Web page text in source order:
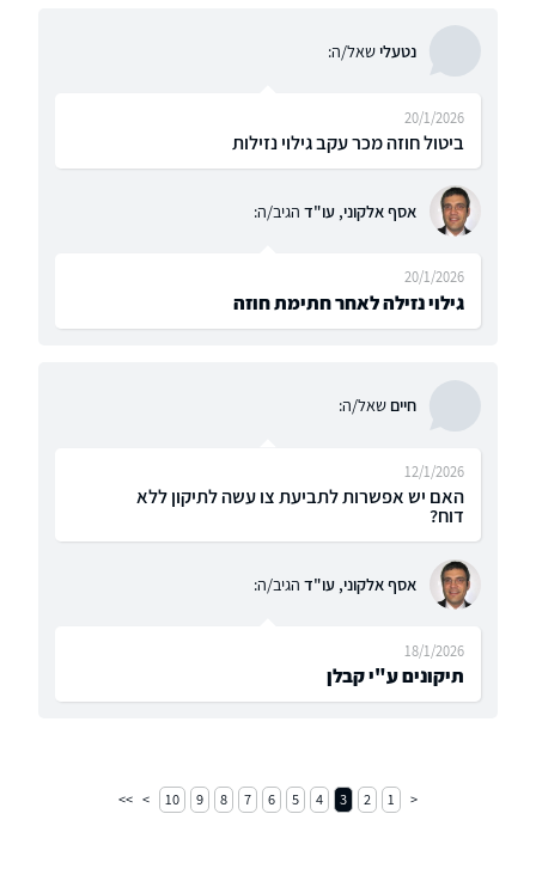
נטעלישאל/ה:
ביטול חוזה מכר עקב גילוי נזילות
20/1/2026
אסף אלקוני, עו"ד הגיב/ה:
גילוי נזילה לאחר חתימת חוזה
20/1/2026
חייםשאל/ה:
האם יש אפשרות לתביעת צו עשה לתיקון ללא
דוח?
12/1/2026
אסף אלקוני, עו"ד הגיב/ה:
תיקונים ע"י קבלן
18/1/2026
1
2
3
4
5
6
7
8
9
10